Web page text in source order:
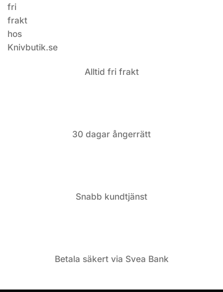
Alltid fri frakt
30 dagar ångerrätt
Snabb kundtjänst
Betala säkert via Svea Bank